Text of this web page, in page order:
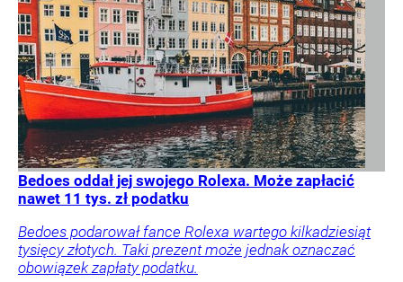
Bedoes oddał jej swojego Rolexa. Może zapłacić
nawet 11 tys. zł podatku
Bedoes podarował fance Rolexa wartego kilkadziesiąt
tysięcy złotych. Taki prezent może jednak oznaczać
obowiązek zapłaty podatku.